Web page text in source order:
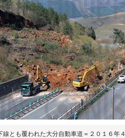
線とも覆われた大分自動車道＝２０１６年